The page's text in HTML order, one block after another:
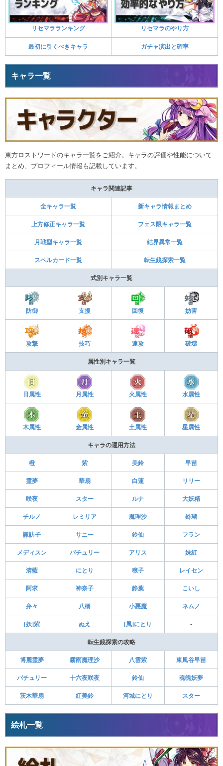
リセマラランキング リセマラのやり方
最初に引くべきキャラ ガチャ演出と確率
キャラ一覧
東方ロストワードのキャラ一覧をご紹介。キャラの評価や性能について
まとめ、プロフィール情報も記載しています。
キャラ関連記事
全キャラ一覧 新キャラ情報まとめ
上方修正キャラ一覧 フェス限キャラ一覧
月戦型キャラ一覧 結界異常一覧
スペルカード一覧 転生鏡探索一覧
式別キャラ一覧
防御 支援 回復 妨害
攻撃 技巧 速攻 破壊
属性別キャラ一覧
日属性 月属性 火属性 水属性
木属性 金属性 土属性 星属性
キャラの運用方法
橙 紫 美鈴 早苗
霊夢 華扇 白蓮 リリー
咲夜 スター ルナ 大妖精
チルノ レミリア 魔理沙 鈴瑚
諏訪子 サニー 鈴仙 フラン
メディスン パチュリー アリス 妹紅
清藍 にとり 穣子 レイセン
阿求 神奈子 静葉 こいし
弁々 八橋 小悪魔 ネムノ
[妖]紫 ぬえ [風]にとり -
転生鏡探索の攻略
博麗霊夢 霧雨魔理沙 八雲紫 東風谷早苗
パチュリー 十六夜咲夜 鈴仙 魂魄妖夢
茨木華扇 紅美鈴 河城にとり スター
絵札一覧